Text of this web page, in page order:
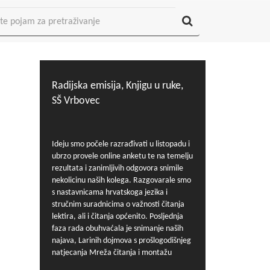
Radijska emisija, Knjigu u ruke,
SŠ Vrbovec
Ideju smo počele razrađivati u listopadu i
ubrzo provele online anketu te na temelju
rezultata i zanimljivih odgovora snimile
nekolicinu naših kolega. Razgovarale smo
s nastavnicama hrvatskoga jezika i
stručnim suradnicima o važnosti čitanja
lektira, ali i čitanja općenito. Posljednja
faza rada obuhvaćala je snimanje naših
najava, Larinih dojmova s prošlogodišnjeg
natjecanja Mreža čitanja i montažu